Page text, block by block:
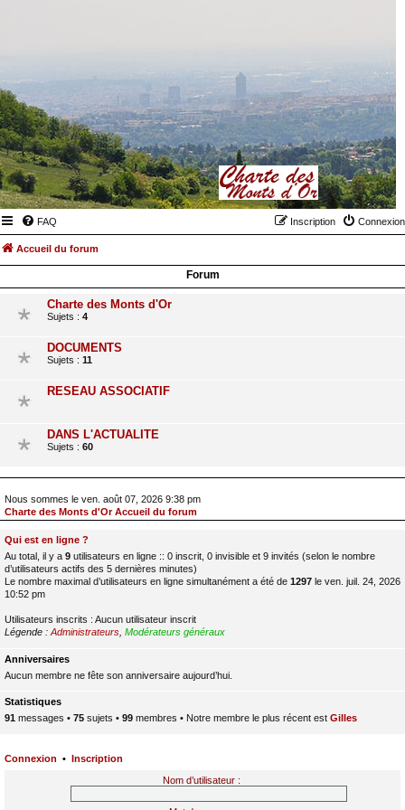
FAQ Connexion
Inscription
Accueil du forum
Forum
Charte des Monts d'Or
Sujets : 4
DOCUMENTS
Sujets : 11
RESEAU ASSOCIATIF
DANS L'ACTUALITE
Sujets : 60
Nous sommes le ven. août 07, 2026 9:38 pm
Charte des Monts d'Or Accueil du forum
Qui est en ligne ?
Au total, il y a 9 utilisateurs en ligne :: 0 inscrit, 0 invisible et 9 invités (selon le nombre
d’utilisateurs actifs des 5 dernières minutes)
Le nombre maximal d’utilisateurs en ligne simultanément a été de 1297 le ven. juil. 24, 2026
10:52 pm
Utilisateurs inscrits : Aucun utilisateur inscrit
Légende : Administrateurs Modérateurs généraux
Anniversaires
Aucun membre ne fête son anniversaire aujourd’hui.
Statistiques
91 messages • 75 sujets • 99 membres • Notre membre le plus récent est Gilles
Connexion • Inscription
Nom d’utilisateur :